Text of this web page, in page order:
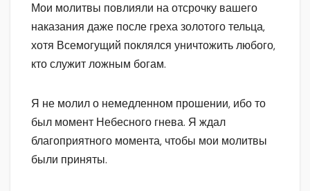
Мои молитвы повлияли на отсрочку вашего
наказания даже после греха золотого тельца,
хотя Всемогущий поклялся уничтожить любого,
кто служит ложным богам.
Я не молил о немедленном прошении, ибо то
был момент Небесного гнева. Я ждал
благоприятного момента, чтобы мои молитвы
были приняты.